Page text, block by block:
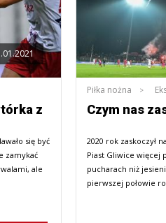
z
się być
zamykać
ale
Piłka nożna
Czym nas
2020 rok zaskoczył
Piast Gliwice więcej
pucharach niż
pierwszej połowie